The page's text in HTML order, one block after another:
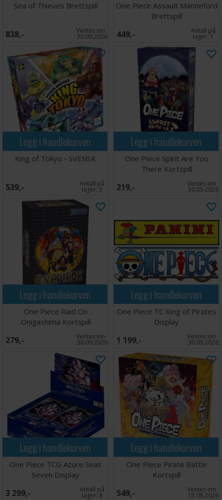
Sea of Thieves Brettspill
838,- Ventes inn
30.09.2026
One Piece Assault Marineford
Brettspill
449,- Antall på
lager:1
Legg i handlekurven
King of Tokyo - SVENSK
539,- Antall på
lager:5
Legg i handlekurven
One Piece Spirit Are You
There Kortspill
219,- Ventes inn
30.09.2026
Legg i handlekurven
One Piece Raid On
Onigashima Kortspill
279,- Ventes inn
30.09.2026
Legg i handlekurven
One Piece TC King of Pirates
Display
1 199,- Ventes inn
30.09.2026
Legg i handlekurven
One Piece TCG Azure Seas
Seven Display
3 299,- Antall på
lager:8
Legg i handlekurven
One Piece Pirate Battle
Kortspill
549,- Ventes inn
15.08.2026